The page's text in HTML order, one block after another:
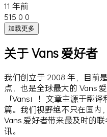
11 年前
515 0 0
加载更多
关于 Vans 爱好者
我们创立于 2008 年，目前
点，也是全球最大的 Vans
「Vans」！文章主源于翻
篇。我们视野绝不只在国内
Vans 爱好者带来最及时的
讯。